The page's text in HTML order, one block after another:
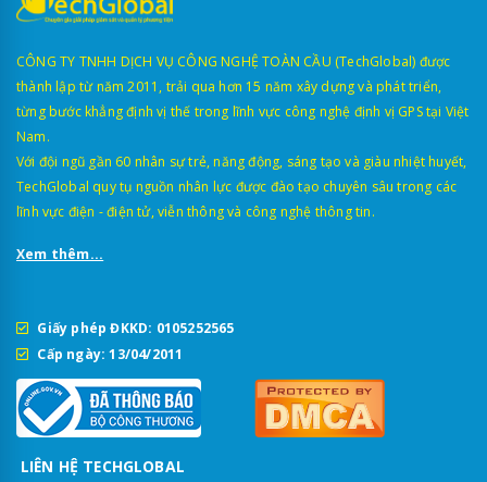
CÔNG TY TNHH DỊCH VỤ CÔNG NGHỆ TOÀN CẦU (TechGlobal) được
thành lập từ năm 2011, trải qua hơn 15 năm xây dựng và phát triển,
từng bước khẳng định vị thế trong lĩnh vực công nghệ định vị GPS tại Việt
Nam.
Với đội ngũ gần 60 nhân sự trẻ, năng động, sáng tạo và giàu nhiệt huyết,
TechGlobal quy tụ nguồn nhân lực được đào tạo chuyên sâu trong các
lĩnh vực điện - điện tử, viễn thông và công nghệ thông tin.
Xem thêm...
Giấy phép ĐKKD: 0105252565
Cấp ngày: 13/04/2011
LIÊN HỆ TECHGLOBAL